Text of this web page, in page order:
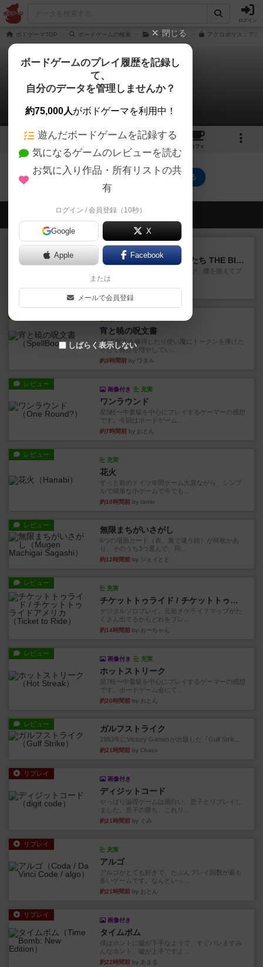
ログイン
ボドゲーマTOP ボードゲームの検索 アクロポリス アクロポリス：アテ
アクロポリス：アテナ
0件の動画
1 1
カフェ
アクロポリス：アテナのトップに戻る
会員の新しい投稿
レビュー
アグリコラ：牧場の動物たち THE BIG BOX
長らく積みゲーになってましたが、腰を据えてプ
レイできましたのでやってみ...
31分前by くみ
宵と暁の呪文書
4/5点呪文を修得したり使い魔にトークンを捧げた
りして得点を増やしてい...
約3時間前 by ワタル
レビュー
画像付き 充実
ワンラウンド
星5軽〜中量級を中心にプレイするゲーマーの感想
です。今回はボードゲーム...
約7時間前 by おとん
レビュー
充実
花火
ずっと前のドイツ年間ゲーム大賞ながら、シンプ
ルで簡単な小ゲームで今でも...
約10時間前 by tamio
レビュー 無限まちがいさがし
6つの場面カード（表、裏で違う絵）が何枚かあ
り、そのうち3つ選んで、同...
約12時間前 by ジェイとと
レビュー
充実
チケットトゥライド / チケットトゥライドアメリカ
デジタルソロプレイ。元祖チケライ？マップがた
くさん出てるからどれをプレ...
約14時間前 by おーちゃん
レビュー
画像付き 充実
ホットストリーク
星7軽〜中量級を中心にプレイするゲーマーの感想
です。ボードゲーム会にて...
約20時間前 by おとん
レビュー ガルフストライク
1983年にVictory Gamesが出版した『Gulf Strik...
約21時間前 by Chaco
リプレイ
画像付き
ディジットコード
やっぱり論理ゲームは面白い。息子とリプレイし
ました。息子の勝ち。これリ...
約21時間前 by くみ
リプレイ
充実
アルゴ
アルゴがとても好きで、たぶんプレイ回数が最も
多いゲームです。なんといっ...
約21時間前 by おとん
リプレイ
画像付き
タイムボム
僕はホントに嘘が下手なようで、すぐバレますみ
んなホント、嘘が上手ですよ...
約22時間前 by あまる
閉じる
ボードゲームのプレイ履歴を記録し
て、
自分のデータを管理しませんか？
約75,000人がボドゲーマを利用中！
遊んだボードゲームを記録する
気になるゲームのレビューを読む
お気に入り作品・所有リストの共
有
ログイン / 会員登録（10秒）
Google X
Apple Facebook
または
メールで会員登録
しばらく表示しない